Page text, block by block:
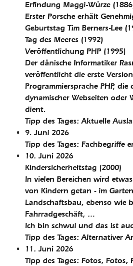
Erfindung Maggi-Würze
Erster Porsche erhält
Geburtstag Tim Berners-Lee
Tag des Meeres (1992)
Veröffentlichung PHP (1995)
Der dänische Informatiker
veröffentlicht die erste
Programmiersprache PHP, die
dynamischer Webseiten oder
dient.
Tipp des Tages: Aktuelle
9. Juni 2026
Tipp des Tages: Fachbegriffe
10. Juni 2026
Kindersicherheitstag (2000)
In vielen Bereichen wird
von Kindern getan - im
Landschaftsbau, ebenso wie
Fahrradgeschäft, ...
Ich bin schwul und das ist
Tipp des Tages: Alternativer
11. Juni 2026
Tipp des Tages: Fotos, Fotos,